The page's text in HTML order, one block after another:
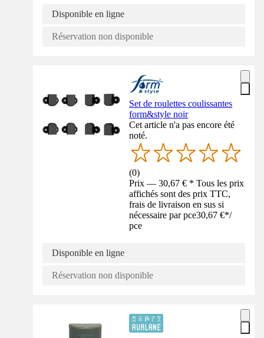
Disponible en ligne
Réservation non disponible
Set de roulettes coulissantes
form&style noir
Cet article n'a pas encore été
noté.
(0)
Prix — 30,67 € * Tous les prix
affichés sont des prix TTC,
frais de livraison en sus si
nécessaire par pce30,67 €*/
pce
Disponible en ligne
Réservation non disponible